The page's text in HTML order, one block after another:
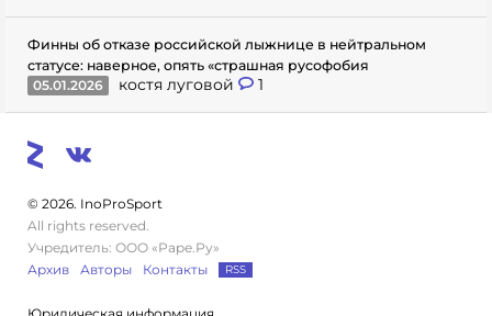
Финны об отказе российской лыжнице в нейтральном
статусе: наверное, опять «страшная русофобия
05.01.2026
костя луговой 1
© 2026. InoProSport
All rights reserved.
Учредитель: ООО «Раре.Ру»
Архив
Авторы Контакты RSS